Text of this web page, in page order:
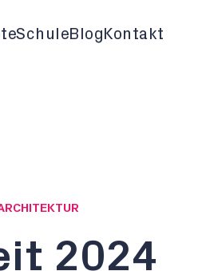
Schule Blog Kontakt
2024